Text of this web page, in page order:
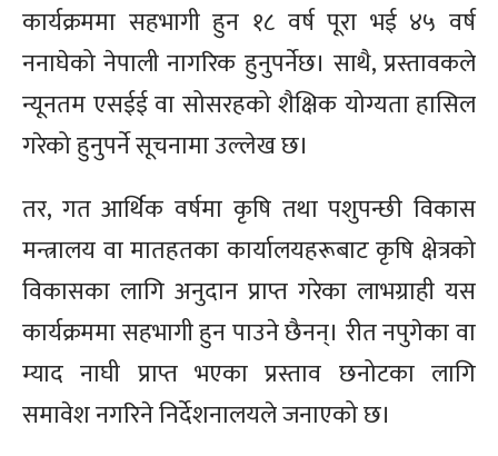
कार्यक्रममा सहभागी हुन १८ वर्ष पूरा भई ४५ वर्ष
ननाघेको नेपाली नागरिक हुनुपर्नेछ। साथै, प्रस्तावकले
न्यूनतम एसईई वा सोसरहको शैक्षिक योग्यता हासिल
गरेको हुनुपर्ने सूचनामा उल्लेख छ।
तर, गत आर्थिक वर्षमा कृषि तथा पशुपन्छी विकास
मन्त्रालय वा मातहतका कार्यालयहरूबाट कृषि क्षेत्रको
विकासका लागि अनुदान प्राप्त गरेका लाभग्राही यस
कार्यक्रममा सहभागी हुन पाउने छैनन्। रीत नपुगेका वा
म्याद नाघी प्राप्त भएका प्रस्ताव छनोटका लागि
समावेश नगरिने निर्देशनालयले जनाएको छ।